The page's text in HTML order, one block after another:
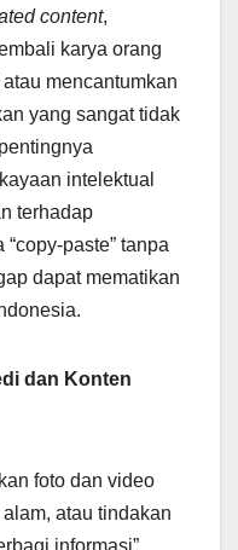
content,
karya orang
mencantumkan
yang sangat tidak
intelektual
terhadap
paste” tanpa
dapat mematikan
dan Konten
foto dan video
atau tindakan
informasi”